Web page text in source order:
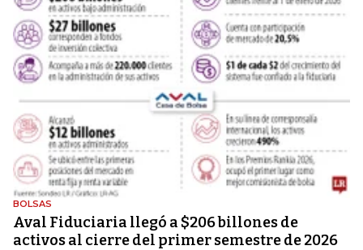
BOLSAS
Aval Fiduciaria llegó a $206 billones de
activos al cierre del primer semestre de 2026